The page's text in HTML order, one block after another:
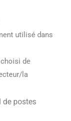
utilisé dans
de
la
postes